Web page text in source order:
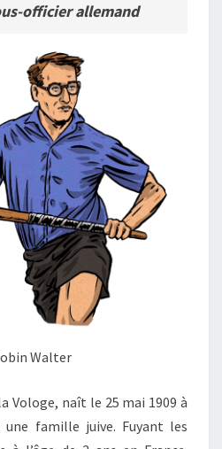
officier allemand
Walter
Vologe, naît le 25 mai 1909 à
une famille juive. Fuyant les